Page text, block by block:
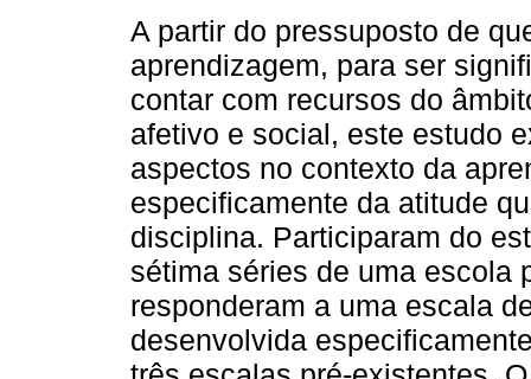
A partir do pressuposto de
aprendizagem, para ser
contar com recursos do
afetivo e social, este estudo
aspectos no contexto da
especificamente da atitude
disciplina. Participaram do
sétima séries de uma escola
responderam a uma escala
desenvolvida